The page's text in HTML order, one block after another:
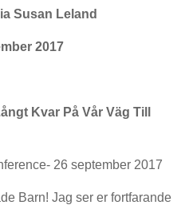
Susan Leland
2017
Kvar På Vår Väg Till
26 september 2017
Barn! Jag ser er fortfarande